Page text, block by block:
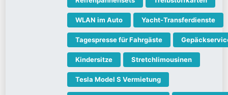
WLAN im Auto Yacht-Transferdienste
Tagespresse für Fahrgäste
Kindersitze Stretchlimousinen
Tesla Model S Vermietung